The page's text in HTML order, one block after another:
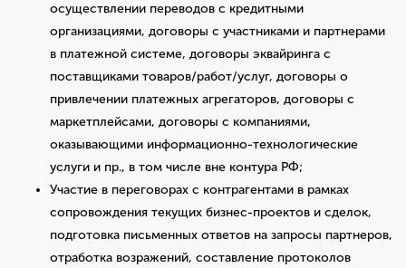
осуществлении переводов с кредитными
организациями, договоры с участниками и партнерами
в платежной системе, договоры эквайринга с
поставщиками товаров/работ/услуг, договоры о
привлечении платежных агрегаторов, договоры с
маркетплейсами, договоры с компаниями,
оказывающими информационно-технологические
услуги и пр., в том числе вне контура РФ;
Участие в переговорах с контрагентами в рамках
сопровождения текущих бизнес-проектов и сделок,
подготовка письменных ответов на запросы партнеров,
отработка возражений, составление протоколов